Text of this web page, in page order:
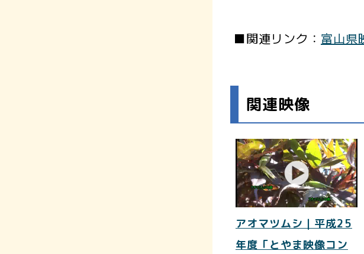
■関連リンク： 富山県
関連映像
アオマツムシ｜平成25
年度「とやま映像コン